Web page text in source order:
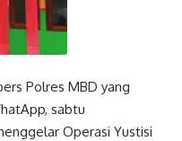
Polres MBD yang
sabtu
Operasi Yustisi